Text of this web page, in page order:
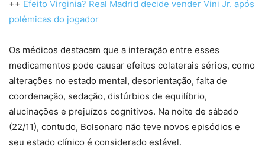
++ Efeito Virginia? Real Madrid decide vender Vini Jr. após
polêmicas do jogador
Os médicos destacam que a interação entre esses
medicamentos pode causar efeitos colaterais sérios, como
alterações no estado mental, desorientação, falta de
coordenação, sedação, distúrbios de equilíbrio,
alucinações e prejuízos cognitivos. Na noite de sábado
(22/11), contudo, Bolsonaro não teve novos episódios e
seu estado clínico é considerado estável.